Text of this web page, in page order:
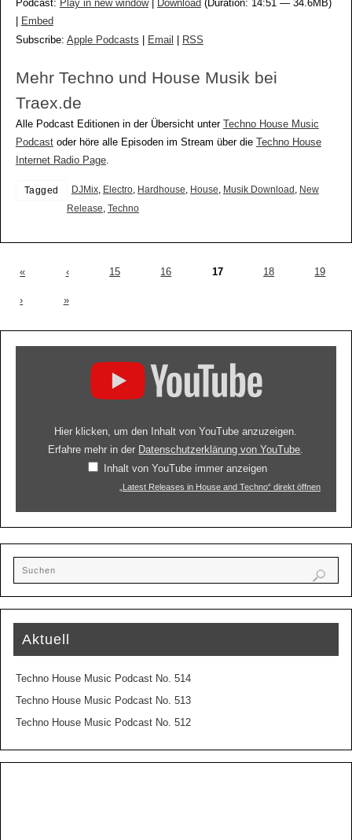
Podcast: Play in new window| Download (Duration: 14:51 — 34.6MB)
Embed
Subscribe: Apple Podcasts Email RSS
Mehr Techno und House Musik bei
Traex.de
Alle Podcast Editionen in der Übersicht unter
Techno House Music
Podcastoder höre alle Episoden im Stream über die
Techno House
Internet Radio Page.
Tagged DJMix, Electro, Hardhouse, House, Musik Download, New
Release, Techno
« ‹ 15 16 17 18 19
› »
Hier klicken, um den Inhalt von YouTube anzuzeigen.
Erfahre mehr in der Datenschutzerklärung von YouTube
Inhalt von YouTube immer anzeigen
„Latest Releases in House and Techno“ direkt öffnen
Aktuell
Techno House Music Podcast No. 514
Techno House Music Podcast No. 513
Techno House Music Podcast No. 512